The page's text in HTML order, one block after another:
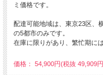
ミ価格です。
配達可能地域は、東京23区、
の5都市のみです。
在庫に限りがあり、繁忙期に
価格： 54,900円(税抜 49,909